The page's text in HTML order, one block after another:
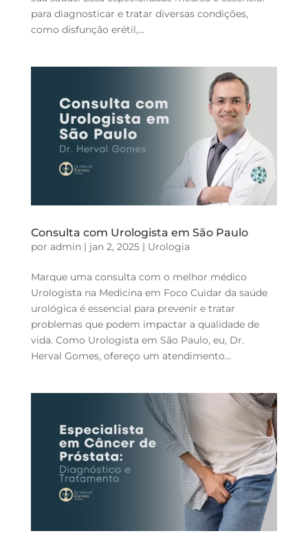
para diagnosticar e tratar diversas condições,
como disfunção erétil,...
Consulta com Urologista em São Paulo
por admin| jan 2, 2025| Urologia
Marque uma consulta com o melhor médico
Urologista na Medicina em Foco Cuidar da saúde
urológica é essencial para prevenir e tratar
problemas que podem impactar a qualidade de
vida. Como Urologista em São Paulo, eu, Dr.
Herval Gomes, ofereço um atendimento...